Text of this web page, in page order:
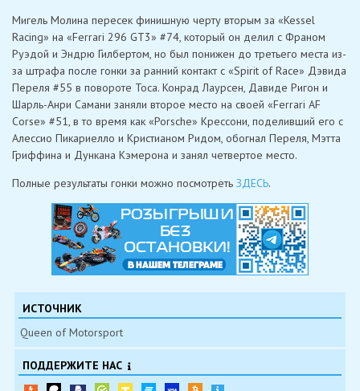
Мигель Молина пересек финишную черту вторым за «Kessel
Racing» на «Ferrari 296 GT3» #74, который он делил с Франом
Руэдой и Эндрю Гилбертом, но был понижен до третьего места из-
за штрафа после гонки за ранний контакт с «Spirit of Race» Дэвида
Переля #55 в повороте Тоса. Конрад Лаурсен, Давиде Ригон и
Шарль-Анри Самани заняли второе место на своей «Ferrari AF
Corse» #51, в то время как «Porsche» Крессони, поделивший его с
Алессио Пикариелло и Кристианом Ридом, обогнал Переля, Мэтта
Гриффина и Дункана Кэмерона и занял четвертое место.
Полные результаты гонки можно посмотреть ЗДЕСЬ.
ИСТОЧНИК
Queen of Motorsport
ПОДДЕРЖИТЕ НАС